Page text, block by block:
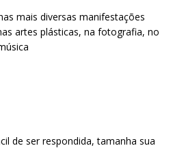
mais diversas manifestações
artes plásticas, na fotografia, no
de ser respondida, tamanha sua